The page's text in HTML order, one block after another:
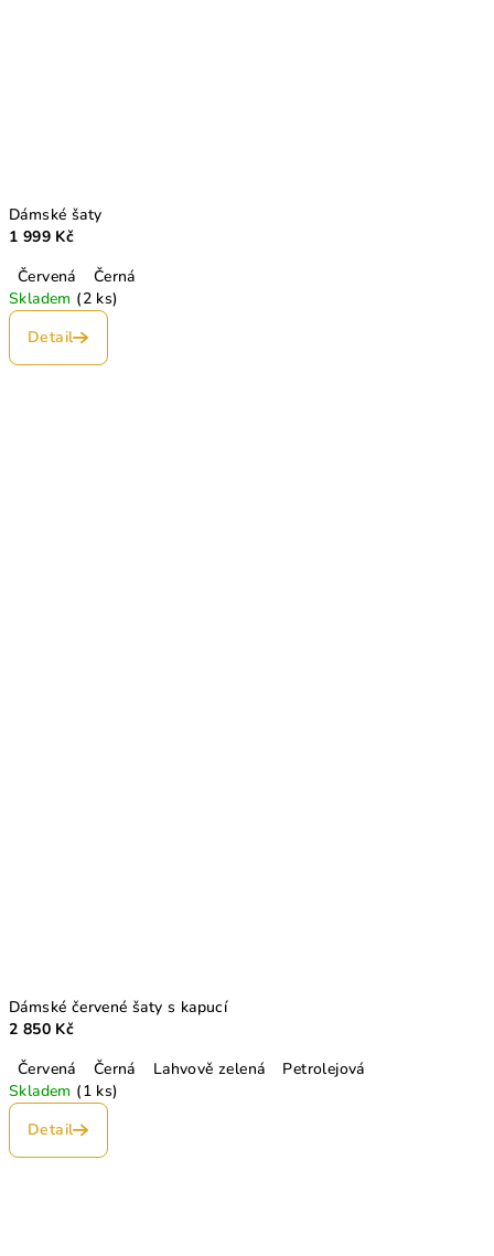
Dámské šaty
1 999 Kč
Červená
Černá
Skladem (2 ks)
Detail
Dámské červené šaty s kapucí
2 850 Kč
Červená
Černá Lahvově zelená
Petrolejová
Skladem (1 ks)
Detail